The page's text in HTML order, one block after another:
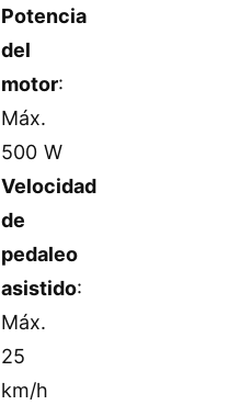
Potencia
del
motor:
Máx.
500 W
Velocidad
de
pedaleo
asistido:
Máx.
25
km/h